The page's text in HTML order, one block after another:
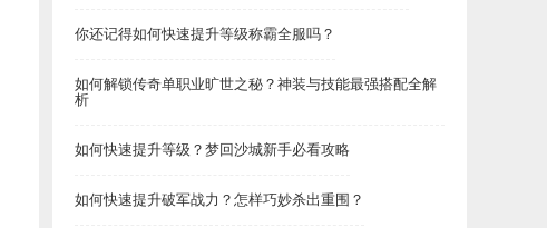
你还记得如何快速提升等级称霸全服吗？
如何解锁传奇单职业旷世之秘？神装与技能最强搭配全解
析
如何快速提升等级？梦回沙城新手必看攻略
如何快速提升破军战力？怎样巧妙杀出重围？